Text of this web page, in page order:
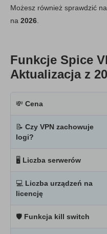
Niezawodność i wsparcie
Możesz również sprawdzić
na 2026.
Funkcje Spice
Aktualizacja z
💸 Cena
📝 Czy VPN zachowuje
logi?
🖥 Liczba serwerów
💻 Liczba urządzeń na
licencję
🛡 Funkcja kill switch